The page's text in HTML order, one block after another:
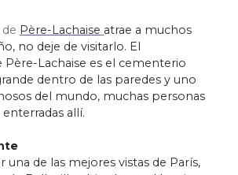
Père-Lachaise atrae a muchos
no deje de visitarlo. El
Lachaise es el cementerio
dentro de las paredes y uno
del mundo, muchas personas
allí.
una de las mejores vistas de París,